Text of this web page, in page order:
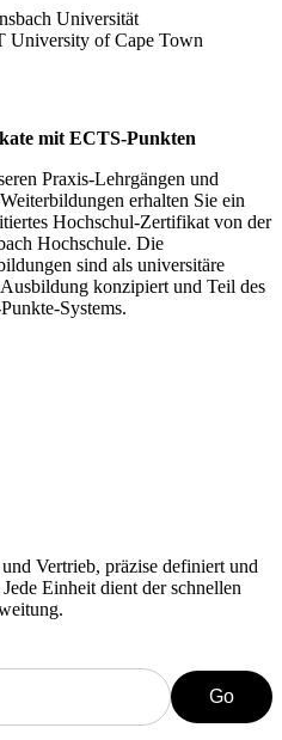
mit ECTS-Punkten
Praxis-Lehrgängen und
erhalten Sie ein
Hochschul-Zertifikat von der
Hochschule. Die
sind als universitäre
konzipiert und Teil des
Systems.
Vertrieb, präzise definiert und
Einheit dient der schnellen
Go